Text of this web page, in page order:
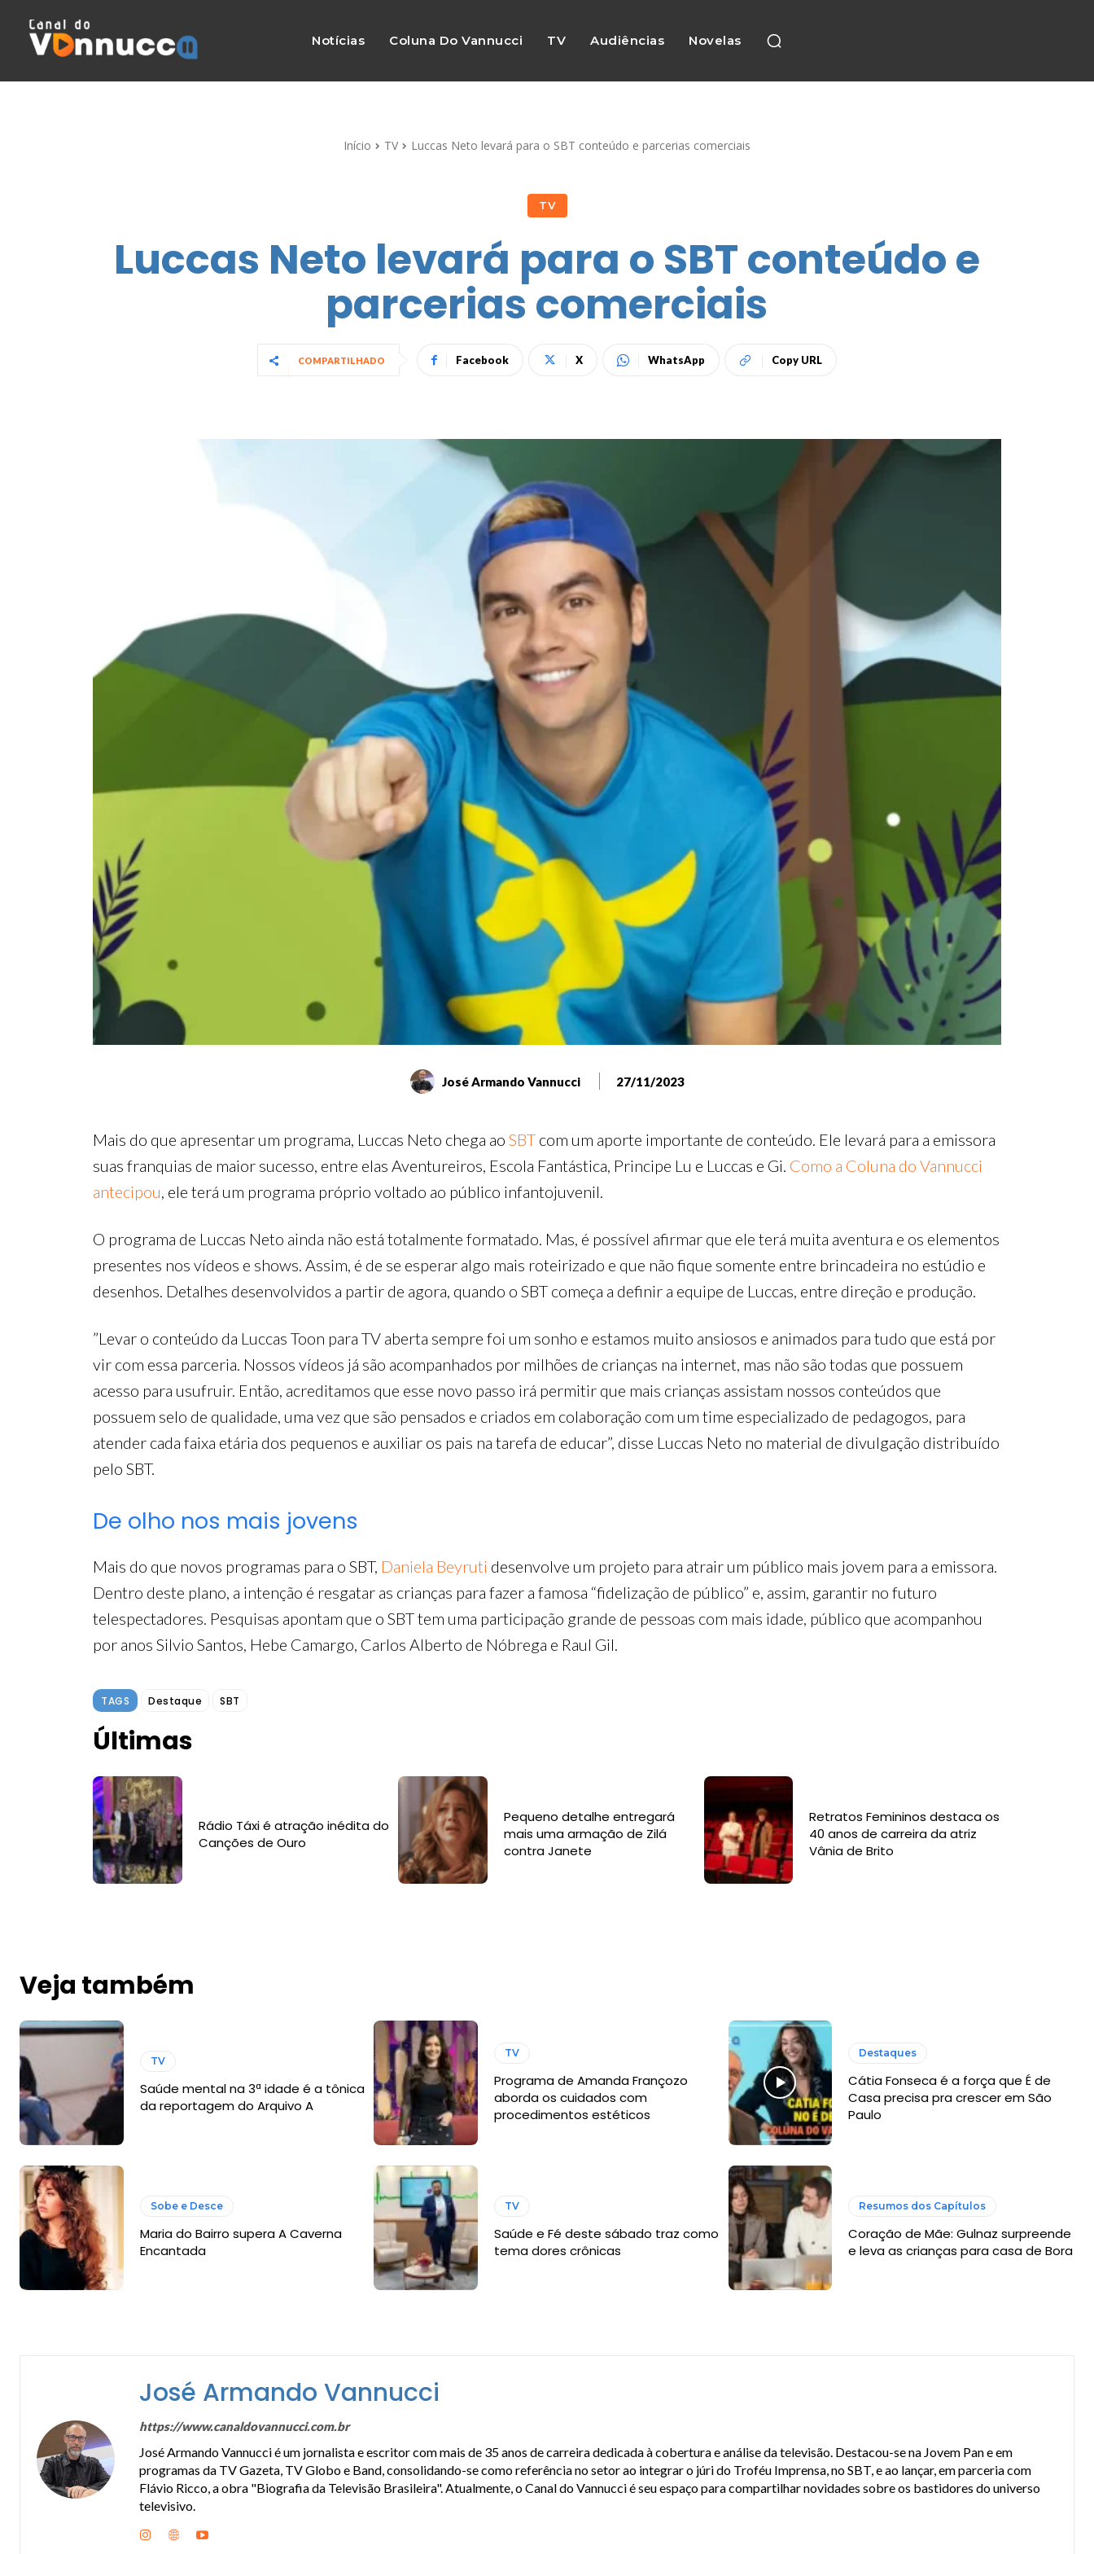
Notícias Coluna Do Vannucci TV Audiências Novelas
Início TV Luccas Neto levará para o SBT conteúdo e parcerias comerciais
TV
Luccas Neto levará para o SBT conteúdo e
parcerias comerciais
COMPARTILHADO Facebook X WhatsApp Copy URL
José Armando Vannucci 27/11/2023
Mais do que apresentar um programa, Luccas Neto chega ao SBT com um aporte importante de conteúdo. Ele levará para a emissora
suas franquias de maior sucesso, entre elas Aventureiros, Escola Fantástica, Principe Lu e Luccas e Gi. Como a Coluna do Vannucci
antecipou, ele terá um programa próprio voltado ao público infantojuvenil.
O programa de Luccas Neto ainda não está totalmente formatado. Mas, é possível afirmar que ele terá muita aventura e os elementos
presentes nos vídeos e shows. Assim, é de se esperar algo mais roteirizado e que não fique somente entre brincadeira no estúdio e
desenhos. Detalhes desenvolvidos a partir de agora, quando o SBT começa a definir a equipe de Luccas, entre direção e produção.
”Levar o conteúdo da Luccas Toon para TV aberta sempre foi um sonho e estamos muito ansiosos e animados para tudo que está por
vir com essa parceria. Nossos vídeos já são acompanhados por milhões de crianças na internet, mas não são todas que possuem
acesso para usufruir. Então, acreditamos que esse novo passo irá permitir que mais crianças assistam nossos conteúdos que
possuem selo de qualidade, uma vez que são pensados e criados em colaboração com um time especializado de pedagogos, para
atender cada faixa etária dos pequenos e auxiliar os pais na tarefa de educar”, disse Luccas Neto no material de divulgação distribuído
pelo SBT.
De olho nos mais jovens
Mais do que novos programas para o SBT, Daniela Beyruti desenvolve um projeto para atrair um público mais jovem para a emissora.
Dentro deste plano, a intenção é resgatar as crianças para fazer a famosa “fidelização de público” e, assim, garantir no futuro
telespectadores. Pesquisas apontam que o SBT tem uma participação grande de pessoas com mais idade, público que acompanhou
por anos Silvio Santos, Hebe Camargo, Carlos Alberto de Nóbrega e Raul Gil.
TAGS Destaque SBT
Últimas
Rádio Táxi é atração inédita do
Canções de Ouro
Pequeno detalhe entregará
mais uma armação de Zilá
contra Janete
Retratos Femininos destaca os
40 anos de carreira da atriz
Vânia de Brito
Veja também
TV
Saúde mental na 3ª idade é a tônica
da reportagem do Arquivo A
TV
Programa de Amanda Françozo
aborda os cuidados com
procedimentos estéticos
Destaques
Cátia Fonseca é a força que É de
Casa precisa pra crescer em São
Paulo
Sobe e Desce
Maria do Bairro supera A Caverna
Encantada
TV
Saúde e Fé deste sábado traz como
tema dores crônicas
Resumos dos Capítulos
Coração de Mãe: Gulnaz surpreende
e leva as crianças para casa de Bora
José Armando Vannucci
https://www.canaldovannucci.com.br
José Armando Vannucci é um jornalista e escritor com mais de 35 anos de carreira dedicada à cobertura e análise da televisão. Destacou-se na Jovem Pan e em
programas da TV Gazeta, TV Globo e Band, consolidando-se como referência no setor ao integrar o júri do Troféu Imprensa, no SBT, e ao lançar, em parceria com
Flávio Ricco, a obra "Biografia da Televisão Brasileira". Atualmente, o Canal do Vannucci é seu espaço para compartilhar novidades sobre os bastidores do universo
televisivo.